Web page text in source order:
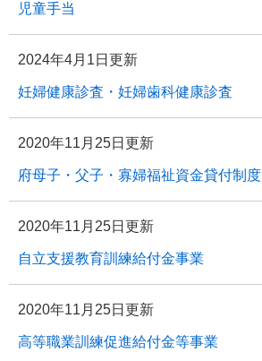
児童手当
2024年4月1日更新
妊婦健康診査・妊婦歯科健康診査
2020年11月25日更新
府母子・父子・寡婦福祉資金貸付制度
2020年11月25日更新
自立支援教育訓練給付金事業
2020年11月25日更新
高等職業訓練促進給付金等事業